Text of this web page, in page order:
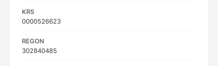
KRS
0000526623
REGON
302840485